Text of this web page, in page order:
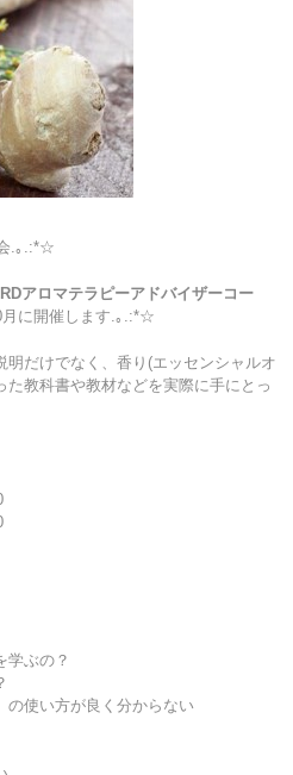
.｡.:*☆
アロマテラピーアドバイザーコー
月に開催します.｡.:*☆
明だけでなく、香り(エッセンシャルオ
教科書や教材などを実際に手にとっ
学ぶの？
の使い方が良く分からない